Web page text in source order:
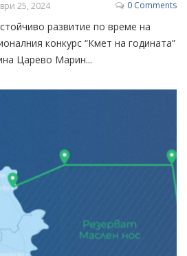
25, 2024 0 Comments
развитие по време на
конкурс “Кмет на годината”
Царево Марин...